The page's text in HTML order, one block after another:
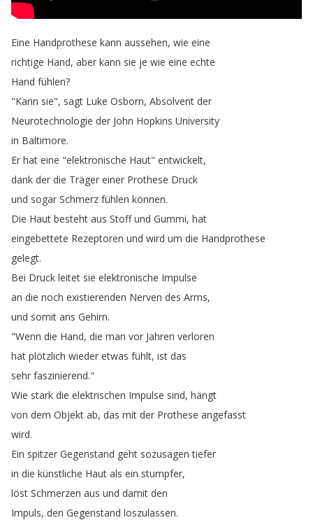
Eine Handprothese kann aussehen, wie eine
richtige Hand, aber kann sie je wie eine echte
Hand fühlen?
"Kann sie", sagt Luke Osborn, Absolvent der
Neurotechnologie der John Hopkins University
in Baltimore.
Er hat eine "elektronische Haut" entwickelt,
dank der die Träger einer Prothese Druck
und sogar Schmerz fühlen können.
Die Haut besteht aus Stoff und Gummi, hat
eingebettete Rezeptoren und wird um die Handprothese
gelegt.
Bei Druck leitet sie elektronische Impulse
an die noch existierenden Nerven des Arms,
und somit ans Gehirn.
"Wenn die Hand, die man vor Jahren verloren
hat plötzlich wieder etwas fühlt, ist das
sehr faszinierend."
Wie stark die elektrischen Impulse sind, hängt
von dem Objekt ab, das mit der Prothese angefasst
wird.
Ein spitzer Gegenstand geht sozusagen tiefer
in die künstliche Haut als ein stumpfer,
löst Schmerzen aus und damit den
Impuls, den Gegenstand loszulassen.